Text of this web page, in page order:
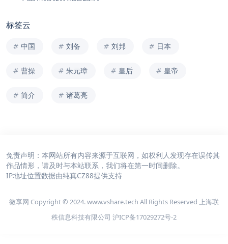
标签云
中国 刘备 刘邦 日本
曹操 朱元璋 皇后 皇帝
简介 诸葛亮
免责声明：本网站所有内容来源于互联网，如权利人发现存在误传其
作品情形，请及时与本站联系，我们将在第一时间删除。
IP地址位置数据由纯真CZ88提供支持
微享网 Copyright © 2024. www.vshare.tech All Rights Reserved 上海联
秩信息科技有限公司 沪ICP备17029272号-2